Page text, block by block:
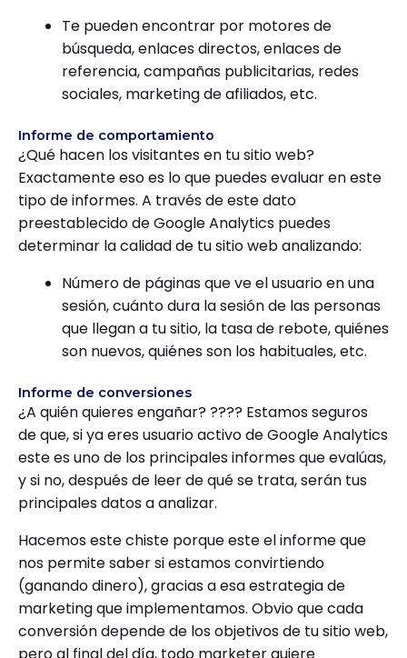
Te pueden encontrar por motores de
búsqueda, enlaces directos, enlaces de
referencia, campañas publicitarias, redes
sociales, marketing de afiliados, etc.
Informe de comportamiento
¿Qué hacen los visitantes en tu sitio web?
Exactamente eso es lo que puedes evaluar en este
tipo de informes. A través de este dato
preestablecido de Google Analytics puedes
determinar la calidad de tu sitio web analizando:
Número de páginas que ve el usuario en una
sesión, cuánto dura la sesión de las personas
que llegan a tu sitio, la tasa de rebote, quiénes
son nuevos, quiénes son los habituales, etc.
Informe de conversiones
¿A quién quieres engañar? ???? Estamos seguros
de que, si ya eres usuario activo de Google Analytics
este es uno de los principales informes que evalúas,
y si no, después de leer de qué se trata, serán tus
principales datos a analizar.
Hacemos este chiste porque este el informe que
nos permite saber si estamos convirtiendo
(ganando dinero), gracias a esa estrategia de
marketing que implementamos. Obvio que cada
conversión depende de los objetivos de tu sitio web,
pero al final del día, todo marketer quiere